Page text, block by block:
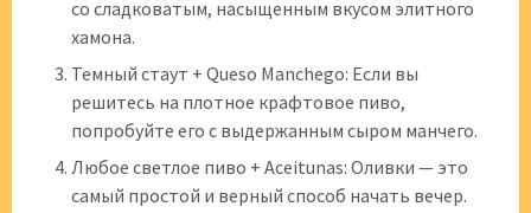
со сладковатым, насыщенным вкусом элитного
хамона.
Темный стаут + Queso Manchego: Если вы
решитесь на плотное крафтовое пиво,
попробуйте его с выдержанным сыром манчего.
Любое светлое пиво + Aceitunas: Оливки — это
самый простой и верный способ начать вечер.